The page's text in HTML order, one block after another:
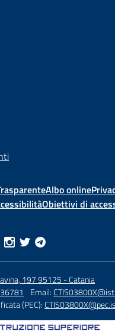
Albo online
Obiettivi di
197 95125 - Catania
Email:
(PEC):